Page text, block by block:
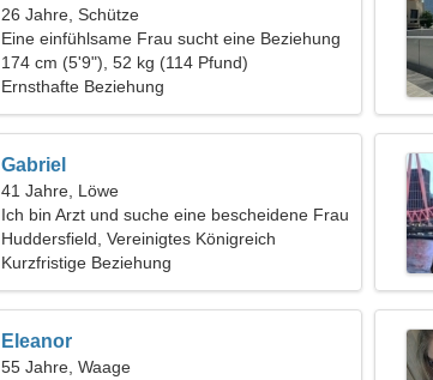
26 Jahre, Schütze
Eine einfühlsame Frau sucht eine Beziehung
174 cm (5'9"), 52 kg (114 Pfund)
Ernsthafte Beziehung
Gabriel
41 Jahre, Löwe
Ich bin Arzt und suche eine bescheidene Frau
Huddersfield, Vereinigtes Königreich
Kurzfristige Beziehung
Eleanor
55 Jahre, Waage